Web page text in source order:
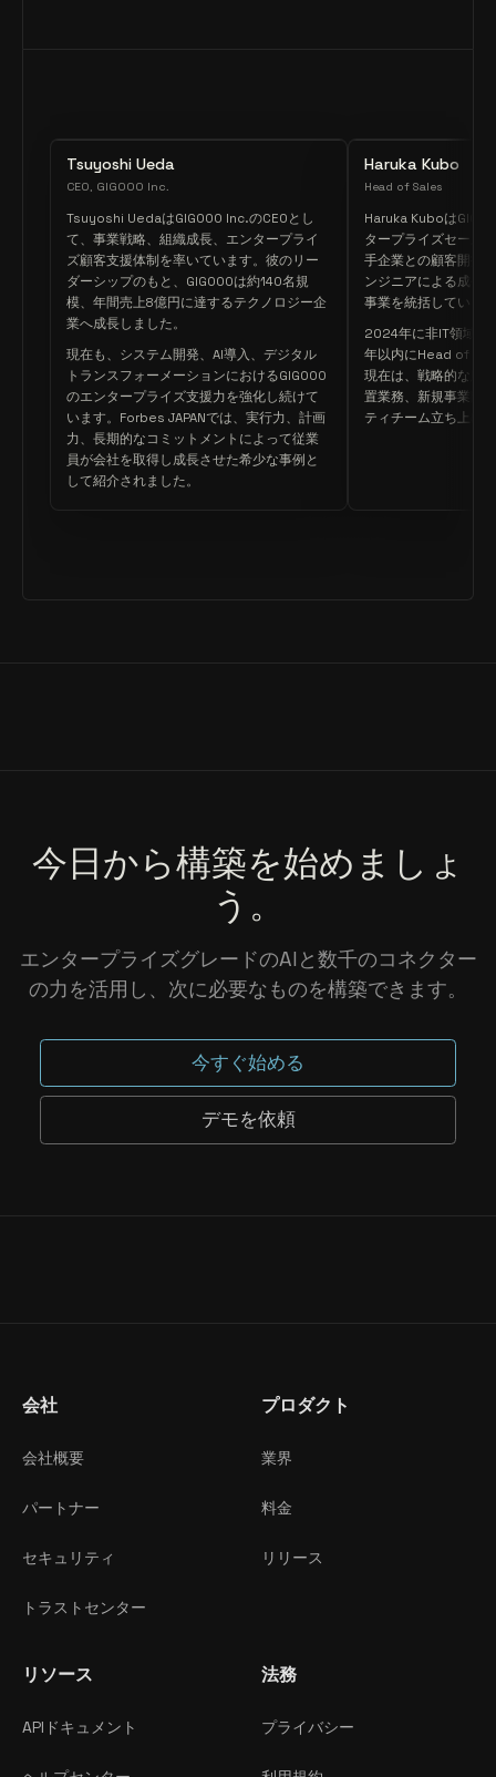
Tsuyoshi Ueda
CEO, GIGOOO Inc.
Tsuyoshi UedaはGIGOOO Inc.のCEOとし
て、事業戦略、組織成長、エンタープライ
ズ顧客支援体制を率いています。彼のリー
ダーシップのもと、GIGOOOは約140名規
模、年間売上8億円に達するテクノロジー企
業へ成長しました。
現在も、システム開発、AI導入、デジタル
トランスフォーメーションにおけるGIGOOO
のエンタープライズ支援力を強化し続けて
います。Forbes JAPANでは、実行力、計画
力、長期的なコミットメントによって従業
員が会社を取得し成長させた希少な事例と
して紹介されました。
Haruka Kubo
Head of Sales
Haruka Kuboは
タープライズセール
手企業との顧客開拓
ンジニアによる成長
事業を統括していま
2024年に非IT領域か
年以内にHead of
現在は、戦略的な顧
置業務、新規事業開
ティチーム立ち上げ
今日から構築を始めましょ
う。
エンタープライズグレードのAIと数千のコネクター
の力を活用し、次に必要なものを構築できます。
今すぐ始める
デモを依頼
会社
会社概要
パートナー
セキュリティ
トラストセンター
プロダクト
業界
料金
リリース
リソース
APIドキュメント
法務
プライバシー